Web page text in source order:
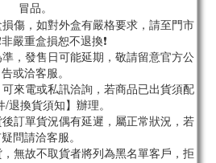
冒品。
傷，如對外盒有嚴格要求，請至門市
非嚴重盒損恕不退換❗
，發售日可能延期，敬請留意官方公
告或洽客服。
來電或私訊洽詢，若商品已出貨須配
退換貨須知】辦理。
訂單貨況偶有延遲，屬正常狀況，若
問請洽客服。
無故不取貨者將列為黑名單客戶，拒